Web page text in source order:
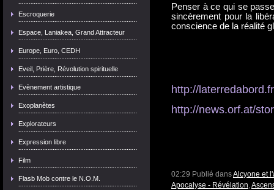
Escroquerie
Espace, Laniakea, Grand Attracteur
Europe, Euro, CEDH
Eveil, Prière, Révolution spirituelle
Evènement artistique
Exoplanètes
Explorateurs
Expression libre
Film
Flasb Mob contre le N.O.M.
Penser à ce qui se
sincèrement pour la
conscience de la réalité
http://
http://news.orf.at/
02:29 Publié dansAlcyone et
Apocalyse - Révélation,